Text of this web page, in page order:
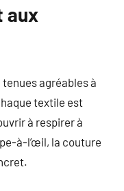
aux
agréables à
textile est
à respirer à
à-l’œil, la couture